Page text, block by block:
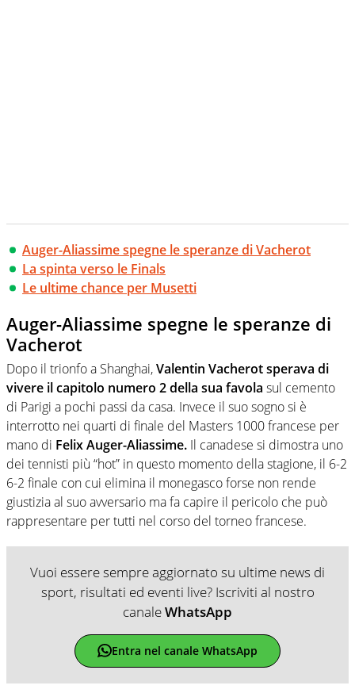
Auger-Aliassime spegne le speranze di Vacherot
La spinta verso le Finals
Le ultime chance per Musetti
Auger-Aliassime spegne le speranze di
Vacherot
Dopo il trionfo a Shanghai,Valentin Vacherot sperava di
vivere il capitolo numero 2 della sua favola sul cemento
di Parigi a pochi passi da casa. Invece il suo sogno si è
interrotto nei quarti di finale del Masters 1000 francese per
mano di Felix Auger-Aliassime. Il canadese si dimostra uno
dei tennisti più “hot” in questo momento della stagione, il 6-2
6-2 finale con cui elimina il monegasco forse non rende
giustizia al suo avversario ma fa capire il pericolo che può
rappresentare per tutti nel corso del torneo francese.
Vuoi essere sempre aggiornato su ultime news di
sport, risultati ed eventi live? Iscriviti al nostro
canaleWhatsApp
Entra nel canale WhatsApp